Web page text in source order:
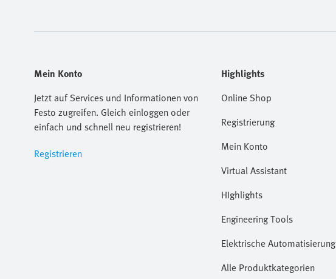
Mein Konto
Jetzt auf Services und Informationen von
Festo zugreifen. Gleich einloggen oder
einfach und schnell neu registrieren!
Registrieren
Highlights
Online Shop
Registrierung
Mein Konto
Virtual Assistant
HIghlights
Engineering Tools
Elektrische Automatisierung
Alle Produktkategorien